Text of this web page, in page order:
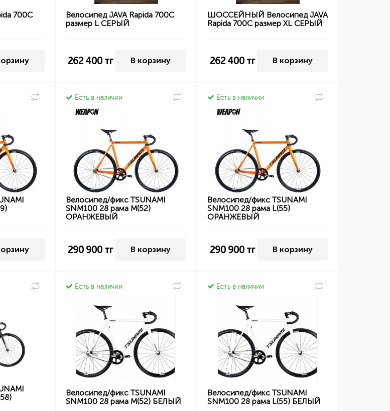
700C
Велосипед JAVA Rapida 700C
размер L СЕРЫЙ
262 400 тг В корзину
ШОССЕЙНЫЙ Велосипед JAVA
Rapida 700C размер XL СЕРЫЙ
262 400тг В корзину
Есть в наличии
Велосипед/фикс TSUNAMI
SNM100 28 рама M(52)
ОРАНЖЕВЫЙ
290 900 тг В корзину
Есть в наличии
Велосипед/фикс TSUNAMI
SNM100 28 рама L(55)
ОРАНЖЕВЫЙ
290 900тг В корзину
Есть в наличии
Велосипед/фикс TSUNAMI
SNM100 28 рама M(52) БЕЛЫЙ
Есть в наличии
Велосипед/фикс TSUNAMI
SNM100 28 рама L(55) БЕЛЫЙ